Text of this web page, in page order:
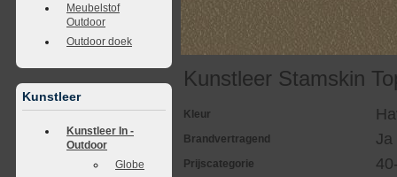
Meubelstof
Outdoor
Outdoor doek
Kunstleer
Kunstleer In -
Outdoor
Globe
Kunstleer Stamskin
Kleur
Brandvertragend Ja
Prijscategorie